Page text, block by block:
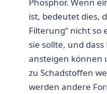
ist, bedeutet dies,
Filterung“ nicht so
sie sollte, und
ansteigen können
zu Schadstoffen
werden andere